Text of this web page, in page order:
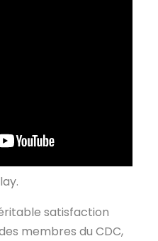
satisfaction
membres du CDC,